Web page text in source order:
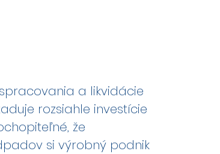
a likvidácie
rozsiahle investície
že
si výrobný podnik